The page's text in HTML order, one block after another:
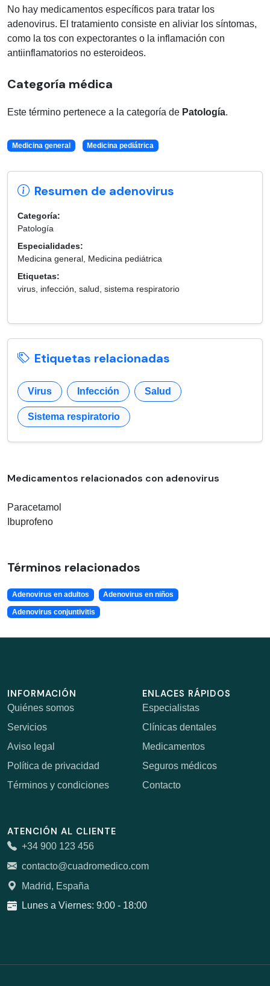
No hay medicamentos específicos para tratar los
adenovirus. El tratamiento consiste en aliviar los síntomas,
como la tos con expectorantes o la inflamación con
antiinflamatorios no esteroideos.
Categoría médica
Este término pertenece a la categoría de Patología.
Medicina general Medicina pediátrica
Resumen de adenovirus
Categoría:
Patología
Especialidades:
Medicina general, Medicina pediátrica
Etiquetas:
virus, infección, salud, sistema respiratorio
Etiquetas relacionadas
Virus Infección Salud
Sistema respiratorio
Medicamentos relacionados con adenovirus
Paracetamol
Ibuprofeno
Términos relacionados
Adenovirus en adultos Adenovirus en niños
Adenovirus conjuntivitis
INFORMACIÓN
Quiénes somos
Servicios
Aviso legal
Política de privacidad
Términos y condiciones
ENLACES RÁPIDOS
Especialistas
Clínicas dentales
Medicamentos
Seguros médicos
Contacto
ATENCIÓN AL CLIENTE
+34 900 123 456
contacto@cuadromedico.com
Madrid, España
Lunes a Viernes: 9:00 - 18:00